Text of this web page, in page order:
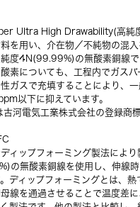
Ultra High Drawability(高純
を用い、介在物／不純物の混
度4N(99.99%)の無酸素銅線
素についても、工程内でガス
ガスで充填することにより、
以下に抑えています。
河電気工業株式会社の登録商標
ィップフォーミング製法によ
の無酸素銅線を使用し、伸線時
ディップフォーミングとは、
線を通過させることで温度差